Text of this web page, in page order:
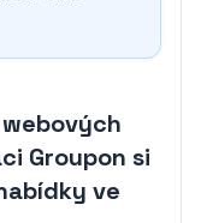
Groupon si
ve